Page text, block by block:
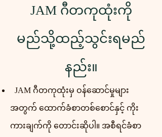
JAM ဂီတကုထုံးကို
မည်သို့ထည့်သွင်းရမည်
နည်း။
JAM ဂီတကုထုံးမှ ဝန်ဆောင်မှုများ
အတွက် ထောက်ခံစာတစ်စောင်နှင့် ကိုး
ကားချက်ကို တောင်းဆိုပါ။ အစီရင်ခံစာ